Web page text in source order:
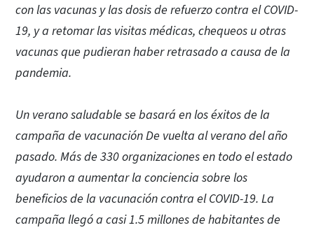
con las vacunas y las dosis de refuerzo contra el COVID-
19, y a retomar las visitas médicas, chequeos u otras
vacunas que pudieran haber retrasado a causa de la
pandemia.
Un verano saludable se basará en los éxitos de la
campaña de vacunación De vuelta al verano del año
pasado. Más de 330 organizaciones en todo el estado
ayudaron a aumentar la conciencia sobre los
beneficios de la vacunación contra el COVID-19. La
campaña llegó a casi 1.5 millones de habitantes de